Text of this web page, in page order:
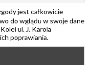
jest całkowicie
do wglądu w swoje dane
ul. J. Karola
poprawiania.